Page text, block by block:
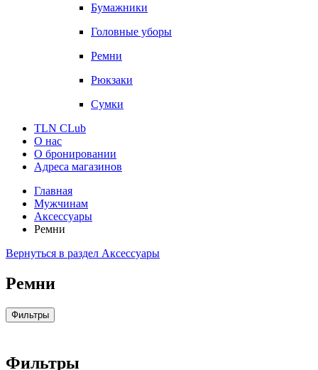
Бумажники
Головные уборы
Ремни
Рюкзаки
Сумки
TLN CLub
О нас
О бронировании
Адреса магазинов
Главная
Мужчинам
Аксессуары
Ремни
Вернуться в раздел Аксессуары
Ремни
Фильтры
Фильтры